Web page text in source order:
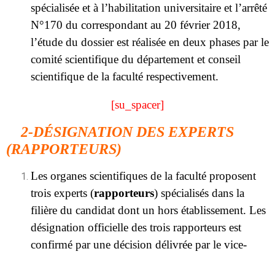
spécialisée et à l’habilitation universitaire et l’arrêté
N°170 du correspondant au 20 février 2018,
l’étude du dossier est réalisée en deux phases par le
comité scientifique du département et conseil
scientifique de la faculté respectivement.
[su_spacer]
2-DÉSIGNATION DES EXPERTS
(RAPPORTEURS)
Les organes scientifiques de la faculté proposent
trois experts (rapporteurs) spécialisés dans la
filière du candidat dont un hors établissement. Les
désignation officielle des trois rapporteurs est
confirmé par une décision délivrée par le vice-